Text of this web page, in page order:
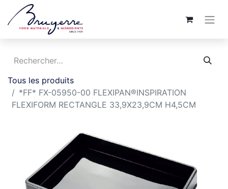
Tous les produits
*FF* FX-05950-00 FLEXIPAN®INSPIRATION
FLEXIFORM RECTANGLE 33,9X23,9CM H4,5CM